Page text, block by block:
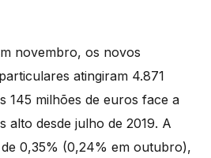
novembro, os novos
atingiram 4.871
145 milhões de euros face a
alto desde julho de 2019. A
0,35% (0,24% em outubro),